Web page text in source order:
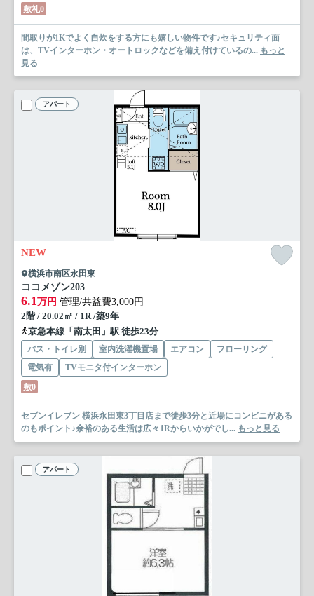
敷礼0
間取りが1Kでよく自炊をする方にも嬉しい物件です♪セキュリティ面
は、TVインターホン・オートロックなどを備え付けているの... もっと
見る
アパート
NEW
横浜市南区永田東
ココメゾン203
6.1万円 管理/共益費3,000円
2階 / 20.02㎡ / 1R /築9年
京急本線「南太田」駅 徒歩23分
バス・トイレ別 室内洗濯機置場 エアコン
フローリング
電気有
TVモニタ付インターホン
敷0
セブンイレブン 横浜永田東3丁目店まで徒歩3分と近場にコンビニがある
のもポイント♪余裕のある生活は広々1Rからいかがでし... もっと見る
アパート